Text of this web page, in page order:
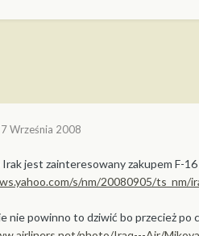
7 Września 2008
jest zainteresowany zakupem F-16
s/nm/20080905/ts_nm/
nie powinno to dziwić bo przecież po